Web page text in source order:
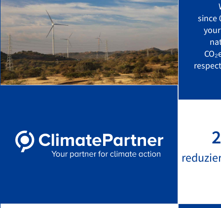
since